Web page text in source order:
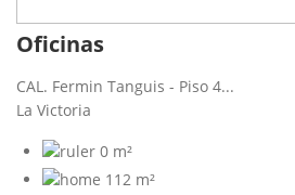
Oficinas
CAL. Fermin Tanguis - Piso 4...
La Victoria
0 m²
112 m²